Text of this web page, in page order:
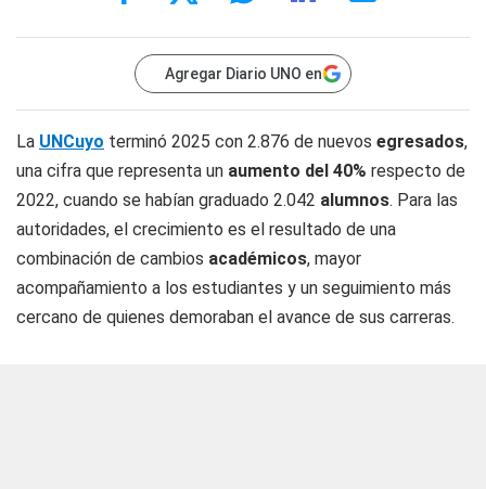
Agregar Diario UNO en
La UNCuyo terminó 2025 con 2.876 de nuevos egresados,
una cifra que representa un aumento del 40% respecto de
2022, cuando se habían graduado 2.042 alumnos. Para las
autoridades, el crecimiento es el resultado de una
combinación de cambios académicos, mayor
acompañamiento a los estudiantes y un seguimiento más
cercano de quienes demoraban el avance de sus carreras.